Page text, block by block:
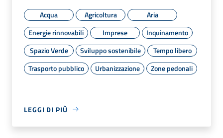
Acqua Agricoltura
Aria
Energie rinnovabili
Imprese
Inquinamento
Spazio Verde
Sviluppo sostenibile
Tempo libero
Trasporto pubblico
Urbanizzazione Zone pedonali
LEGGI DI PIÙ